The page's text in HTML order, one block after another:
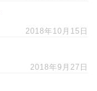
2018年10月15日
2018年9月27日